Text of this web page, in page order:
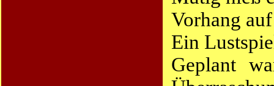
Vorhang
Ein
Geplant